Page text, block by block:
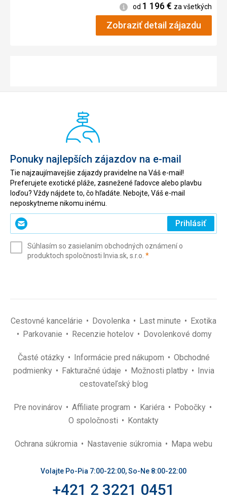
Informácie
od 1 196€ za všetkých
Zobraziť detail zájazdu
Ponuky najlepších zájazdov na e-mail
Tie najzaujímavejšie zájazdy pravidelne na Váš e-mail!
Preferujete exotické pláže, zasnežené ľadovce alebo plavbu
loďou? Vždy nájdete to, čo hľadáte. Nebojte, Váš e-mail
neposkytneme nikomu inému.
Zadajte
svoj
(povinné)
Prihlásiť
Súhlasím so zasielaním obchodných oznámení o
produktoch spoločnosti Invia.sk, s.r.o. *(povinné)
Cestovné kancelárie Dovolenka Last minute
Exotika
Parkovanie
Recenzie hotelov Dovolenkové domy
Časté otázky Informácie pred nákupom
Obchodné
podmienky
Fakturačné údaje Možnosti platby
Invia
cestovateľský blog
Pre novinárov Affiliate program Kariéra
Pobočky
O spoločnosti
Kontakty
Ochrana súkromia Nastavenie súkromia Mapa webu
Volajte Po-Pia 7:00-22:00, So-Ne 8:00-22:00
+421 2 3221 0451